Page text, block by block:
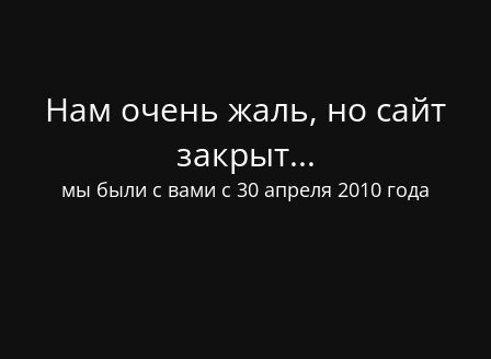
Нам очень жаль, но сайт
закрыт...
мы были с вами с 30 апреля 2010 года